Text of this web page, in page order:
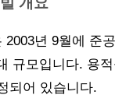
2003년 9월에 준
규모입니다. 용
되어 있습니다.